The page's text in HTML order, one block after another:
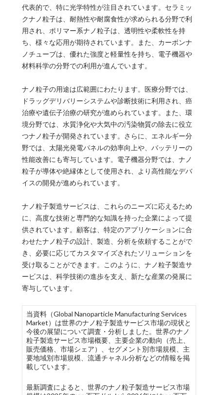
代表的で、特に光学特性が注目されています。セラミッ
クナノ粒子は、耐熱性や耐腐食性が求められる分野で利
用され、ポリマー系ナノ粒子は、透明性や柔軟性を持
ち、様々な応用が期待されています。また、カーボンナ
ノチューブは、優れた強度と軽量性を持ち、電子機器や
材料科学の分野での利用が進んでいます。
ナノ粒子の用途は広範囲にわたります。医療分野では、
ドラッグデリバリーシステムや診断技術に利用され、癌
治療や遺伝子治療の研究が進められています。また、環
境分野では、水質浄化や大気中の汚染物質の除去に役立
つナノ粒子が開発されています。さらに、エネルギー分
野では、太陽光発電パネルの効率向上や、バッテリーの
性能改善にも寄与しています。電子機器分野では、ナノ
粒子が導体や絶縁体として使用され、より高性能なデバ
イスの開発が進められています。
ナノ粒子製造サービスは、これらのニーズに応えるため
に、高度な技術と専門的な知識を持った企業によって提
供されています。顧客は、特定のアプリケーションに合
わせたナノ粒子の設計、製造、分析を依頼することがで
き、必要に応じてカスタマイズされたソリューションを
受け取ることができます。このように、ナノ粒子製造サ
ービスは、科学技術の進歩を支え、新たな産業の発展に
寄与しています。
当資料（Global Nanoparticle Manufacturing Services
Market）は世界のナノ粒子製造サービス市場の現状と
今後の展望について調査・分析しました。世界のナノ
粒子製造サービス市場概要、主要企業の動向（売上、
販売価格、市場シェア）、セグメント別市場規模、主
要地域別市場規模、流通チャネル分析などの情報を掲
載しています。
最新調査によると、世界のナノ粒子製造サービス市場